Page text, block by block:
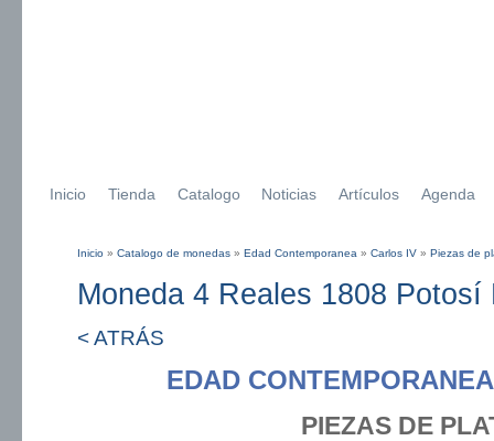
Inicio Tienda Catalogo Noticias Artículos Agenda
Inicio » Catalogo de monedas » Edad Contemporanea » Carlos IV » Piezas de
Moneda 4 Reales 1808 Potosí
< ATRÁS
EDAD
PIEZAS DE